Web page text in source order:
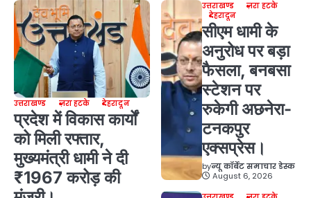
उत्तराखण्ड ज़रा हटके देहरादून
प्रदेश में विकास कार्यों
को मिली रफ्तार,
मुख्यमंत्री धामी ने दी
₹1967 करोड़ की
उत्तराखण्ड
ज़रा हटके
देहरादून
सीएम धामी के
अनुरोध पर बड़ा
फैसला, बनबसा
स्टेशन पर
रुकेगी अछनेरा-
टनकपुर
एक्सप्रेस।
byन्यू कॉर्बेट समाचार डेस्क
August 6, 2026